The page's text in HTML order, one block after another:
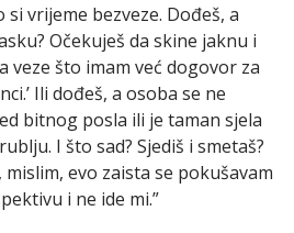
vrijeme bezveze. Dođeš, a
Očekuješ da skine jaknu i
veze što imam već dogovor za
Ili dođeš, a osoba se ne
bitnog posla ili je taman sjela
I što sad? Sjediš i smetaš?
evo zaista se pokušavam
i ne ide mi.”